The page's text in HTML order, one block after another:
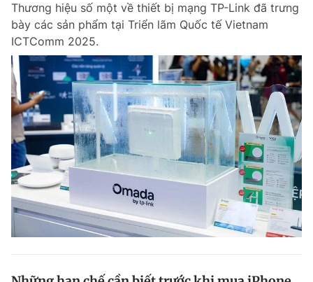
Thương hiệu số một về thiết bị mạng TP-Link đã trưng
bày các sản phẩm tại Triển lãm Quốc tế Vietnam
ICTComm 2025.